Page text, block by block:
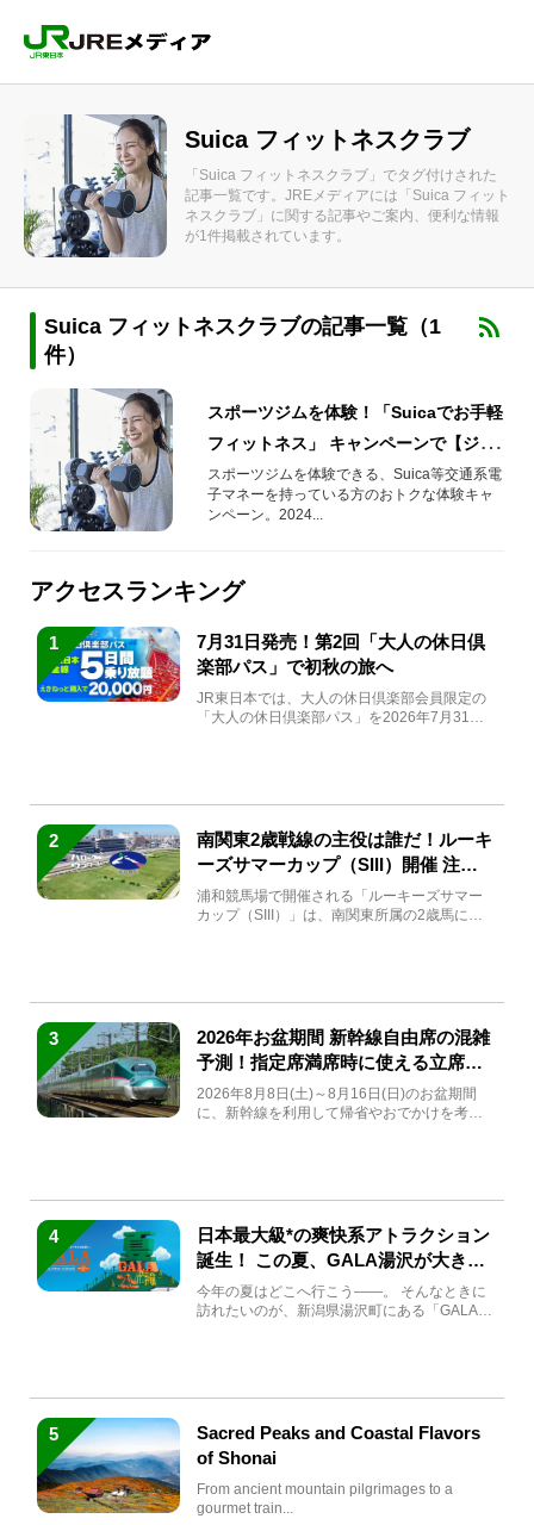
Suica フィットネスクラブ
「Suica フィットネスクラブ」でタグ付けされた
記事一覧です。JREメディアには「Suica フィット
ネスクラブ」に関する記事やご案内、便利な情報
が1件掲載されています。
Suica フィットネスクラブの記事一覧（1
件）
スポーツジムを体験！「Suicaでお手軽
フィットネス」 キャンペーンで【ジェ
クサー】を利用しよう！
スポーツジムを体験できる、Suica等交通系電
子マネーを持っている方のおトクな体験キャ
ンペーン。2024...
アクセスランキング
1
7月31日発売！第2回「大人の休日倶
楽部パス」で初秋の旅へ
JR東日本では、大人の休日倶楽部会員限定の
「大人の休日倶楽部パス」を2026年7月31日
2
南関東2歳戦線の主役は誰だ！ルーキ
ーズサマーカップ（SIII）開催 注目
馬と見どころをチェック
浦和競馬場で開催される「ルーキーズサマー
カップ（SIII）」は、南関東所属の2歳馬によ
3
2026年お盆期間 新幹線自由席の混雑
予測！指定席満席時に使える立席特
急券も解説
2026年8月8日(土)～8月16日(日)のお盆期間
に、新幹線を利用して帰省やおでかけを考え
4
日本最大級*の爽快系アトラクション
誕生！ この夏、GALA湯沢が大きく
生まれ変わる
今年の夏はどこへ行こう――。 そんなときに
訪れたいのが、新潟県湯沢町にある「GALA湯
5
Sacred Peaks and Coastal Flavors
of Shonai
From ancient mountain pilgrimages to a
gourmet train...